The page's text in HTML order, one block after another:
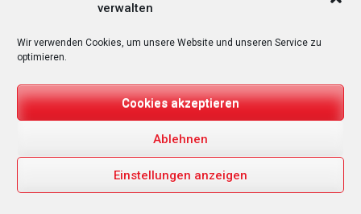
verwalten
Wir verwenden Cookies, um unsere Website und unseren Service zu
optimieren.
Cookies akzeptieren
Ablehnen
Einstellungen anzeigen
Hallo Timo,
leider ist die Veranstaltung immer noch hauptsächlich auf
Tesla-Fahrer (S3XY) zugeschnitten. Auch wenn Du explizit
darauf hinweist, dass auch andere Fabrikate willkommen
Teslalastigkeit von einem Besuch Abstand genommen.
Schade, sehr gerne würde ich nach Hamm kommen, aber zu